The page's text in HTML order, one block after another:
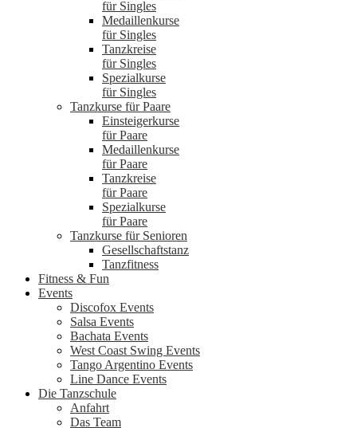
für Singles
Medaillenkurse
für Singles
Tanzkreise
für Singles
Spezialkurse
für Singles
Tanzkurse für Paare
Einsteigerkurse
für Paare
Medaillenkurse
für Paare
Tanzkreise
für Paare
Spezialkurse
für Paare
Tanzkurse für Senioren
Gesellschaftstanz
Tanzfitness
Fitness & Fun
Events
Discofox Events
Salsa Events
Bachata Events
West Coast Swing Events
Tango Argentino Events
Line Dance Events
Die Tanzschule
Anfahrt
Das Team